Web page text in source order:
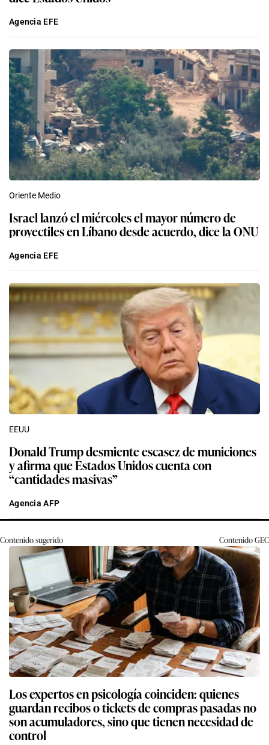
Agencia EFE
Oriente Medio
Israel lanzó el miércoles el mayor número de
proyectiles en Líbano desde acuerdo, dice la ONU
Agencia EFE
EEUU
Donald Trump desmiente escasez de municiones
y afirma que Estados Unidos cuenta con
“cantidades masivas”
Agencia AFP
Contenido sugerido ContenidoGEC
Los expertos en psicología coinciden: quienes
guardan recibos o tickets de compras pasadas no
son acumuladores, sino que tienen necesidad de
control